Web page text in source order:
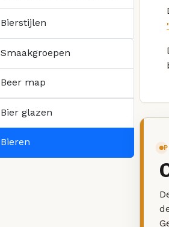
Bierstijlen
Smaakgroepen
Beer map
Bier glazen
Bieren